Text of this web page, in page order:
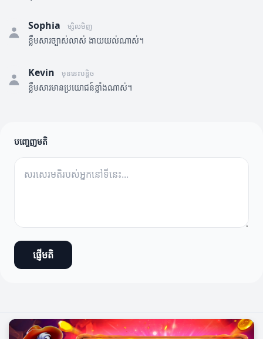
Sophia ម្សិលមិញ
ខ្លឹមសារច្បាស់លាស់ ងាយយល់ណាស់។
Kevin មុននេះបន្តិច
ខ្លឹមសារមានប្រយោជន៍ខ្លាំងណាស់។
បញ្ចេញមតិ
ផ្ញើមតិ